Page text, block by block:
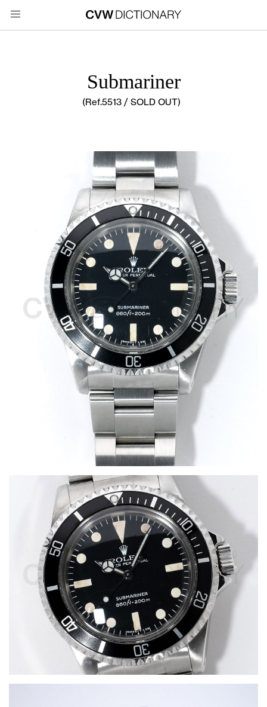
Submariner
(Ref.5513 / SOLD OUT)